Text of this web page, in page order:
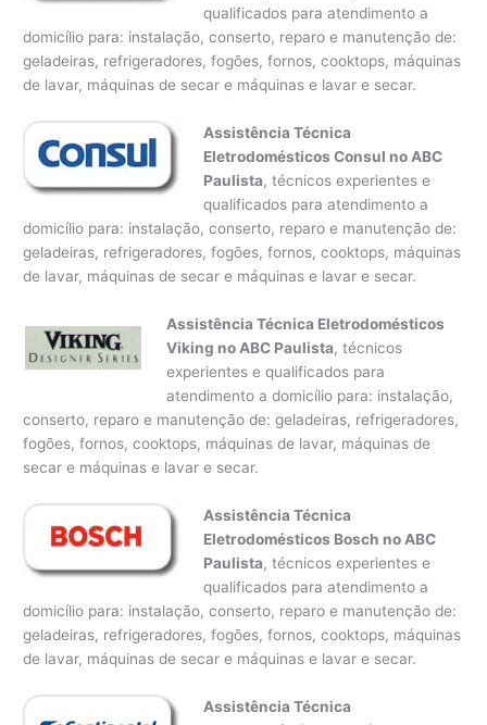
qualificados para atendimento a
domicílio para: instalação, conserto, reparo e manutenção de:
geladeiras, refrigeradores, fogões, fornos, cooktops, máquinas
de lavar, máquinas de secar e máquinas e lavar e secar.
Assistência Técnica
Eletrodomésticos Consul no ABC
Paulista, técnicos experientes e
qualificados para atendimento a
domicílio para: instalação, conserto, reparo e manutenção de:
geladeiras, refrigeradores, fogões, fornos, cooktops, máquinas
de lavar, máquinas de secar e máquinas e lavar e secar.
Assistência Técnica Eletrodomésticos
Viking no ABC Paulista, técnicos
experientes e qualificados para
atendimento a domicílio para: instalação,
conserto, reparo e manutenção de: geladeiras, refrigeradores,
fogões, fornos, cooktops, máquinas de lavar, máquinas de
secar e máquinas e lavar e secar.
Assistência Técnica
Eletrodomésticos Bosch no ABC
Paulista, técnicos experientes e
qualificados para atendimento a
domicílio para: instalação, conserto, reparo e manutenção de:
geladeiras, refrigeradores, fogões, fornos, cooktops, máquinas
de lavar, máquinas de secar e máquinas e lavar e secar.
Assistência Técnica